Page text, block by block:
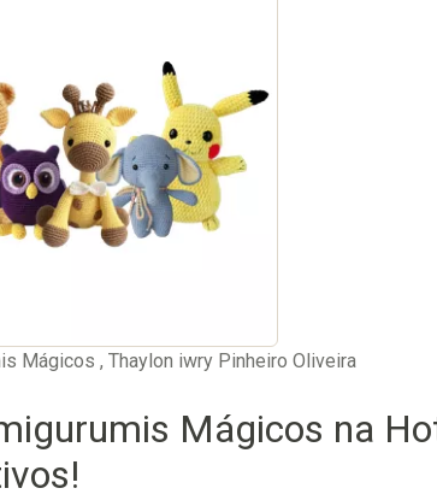
Mágicos , Thaylon iwry Pinheiro Oliveira
Mágicos na